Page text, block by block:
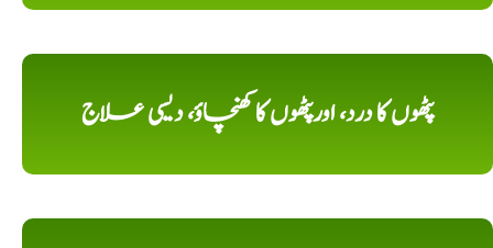
پٹھوں کا درد، اورپٹھوں کا کھنچاؤ، دیسی علاج